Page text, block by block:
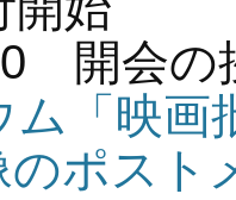
開会の
ム「映画
のポスト